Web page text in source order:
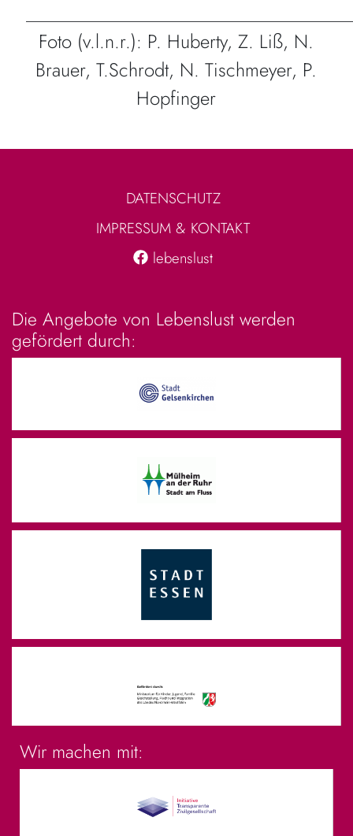
Foto (v.l.n.r.): P. Huberty, Z. Liß, N.
Brauer, T.Schrodt, N. Tischmeyer, P.
Hopfinger
DATENSCHUTZ
IMPRESSUM & KONTAKT
lebenslust
Die Angebote von Lebenslust werden
gefördert durch:
Wir machen mit: